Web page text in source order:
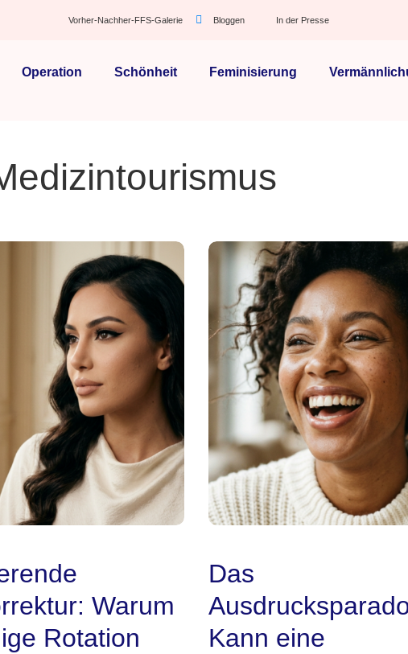
Vorher-Nachher-FFS-Galerie Bloggen In der Presse
Operation Schönheit Feminisierung
Warum
Rotation
Das
Kann eine